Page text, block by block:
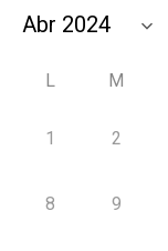
L M
1 2
8 9